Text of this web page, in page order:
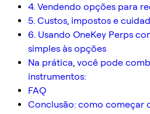
4. Vendendo opções para
5. Custos, impostos e
6. Usando OneKey Perps
simples às opções
Na prática, você pode
instrumentos:
FAQ
Conclusão: como começar